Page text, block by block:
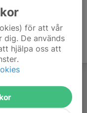
för att vår
De används
hjälpa oss att